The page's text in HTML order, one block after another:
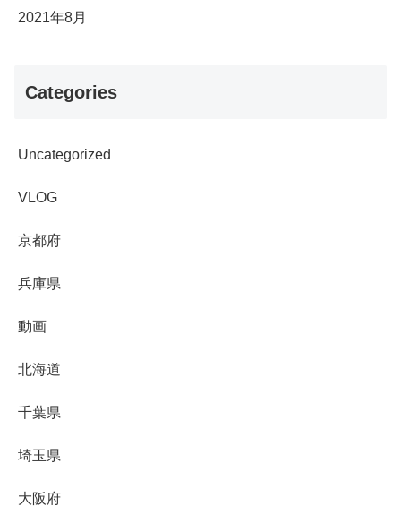
2021年8月
Categories
Uncategorized
VLOG
京都府
兵庫県
動画
北海道
千葉県
埼玉県
大阪府